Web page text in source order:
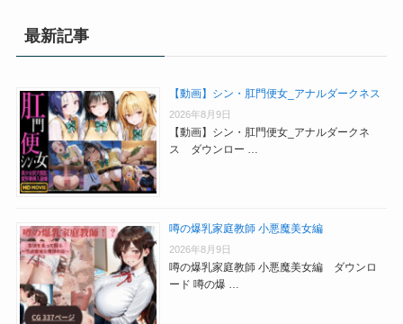
最新記事
【動画】シン・肛門便女_アナルダークネス
2026年8月9日
【動画】シン・肛門便女_アナルダークネ
ス ダウンロー …
噂の爆乳家庭教師 小悪魔美女編
2026年8月9日
噂の爆乳家庭教師 小悪魔美女編 ダウンロ
ード 噂の爆 …